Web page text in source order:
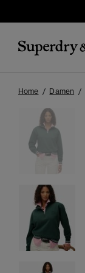
Home Damen